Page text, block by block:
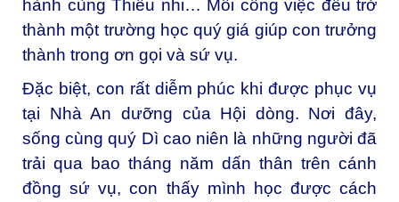
hành cùng Thiếu nhi… Mỗi công việc đều trở
thành một trường học quý giá giúp con trưởng
thành trong ơn gọi và sứ vụ.
Đặc biệt, con rất diễm phúc khi được phục vụ
tại Nhà An dưỡng của Hội dòng. Nơi đây,
sống cùng quý Dì cao niên là những người đã
trải qua bao tháng năm dấn thân trên cánh
đồng sứ vụ, con thấy mình học được cách